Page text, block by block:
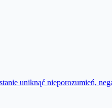
uniknąć nieporozumień,